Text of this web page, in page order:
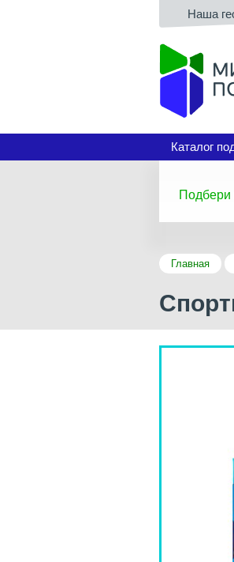
Наша
Каталог
Подбери
Главная